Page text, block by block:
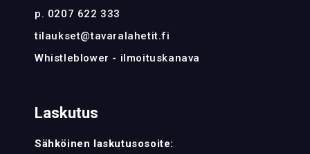
p. 0207 622 333
tilaukset@tavaralahetit.fi
Whistleblower - ilmoituskanava
Laskutus
Sähköinen laskutusosoite: